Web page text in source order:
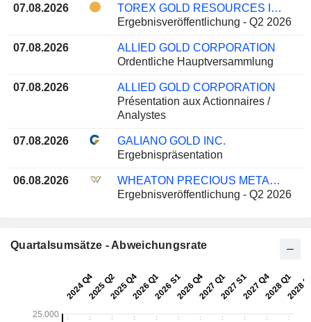
07.08.2026
TOREX GOLD RESOURCES INC.
Ergebnisveröffentlichung - Q2 2026
07.08.2026
ALLIED GOLD CORPORATION
Ordentliche Hauptversammlung
07.08.2026
ALLIED GOLD CORPORATION
Présentation aux Actionnaires /
Analystes
07.08.2026
GALIANO GOLD INC.
Ergebnispräsentation
06.08.2026
WHEATON PRECIOUS METALS CORP.
Ergebnisveröffentlichung - Q2 2026
Quartalsumsätze - Abweichungsrate